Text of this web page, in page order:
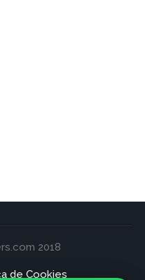
2018
de Cookies